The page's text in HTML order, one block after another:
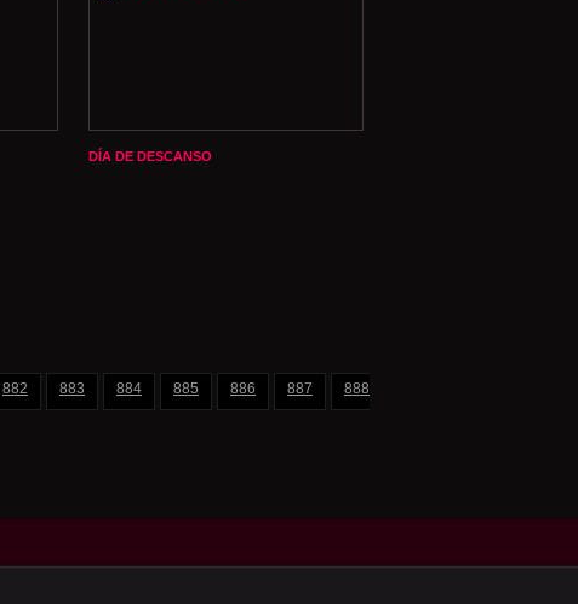
DÍA DE DESCANSO
882 883 884 885 886 887 888